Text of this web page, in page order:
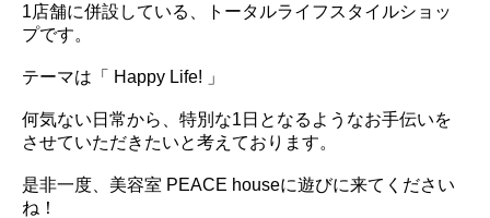
1店舗に併設している、トータルライフスタイルショッ
プです。
テーマは「 Happy Life! 」
何気ない日常から、特別な1日となるようなお手伝いを
させていただきたいと考えております。
是非一度、美容室 PEACE houseに遊びに来てください
ね！